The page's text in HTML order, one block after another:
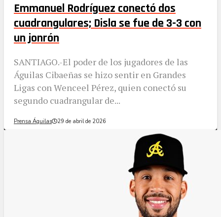
Emmanuel Rodríguez conectó dos
cuadrangulares; Disla se fue de 3-3 con
un jonrón
SANTIAGO.-El poder de los jugadores de las
Águilas Cibaeñas se hizo sentir en Grandes
Ligas con Wenceel Pérez, quien conectó su
segundo cuadrangular de...
Prensa Águilas 29 de abril de 2026